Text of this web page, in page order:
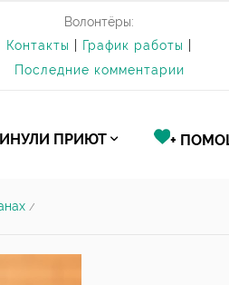
Волонтёры:
Контакты
График работы
Последние комментарии
ПРИЮТ +
/